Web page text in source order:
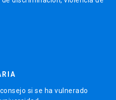
si se ha vulnerado